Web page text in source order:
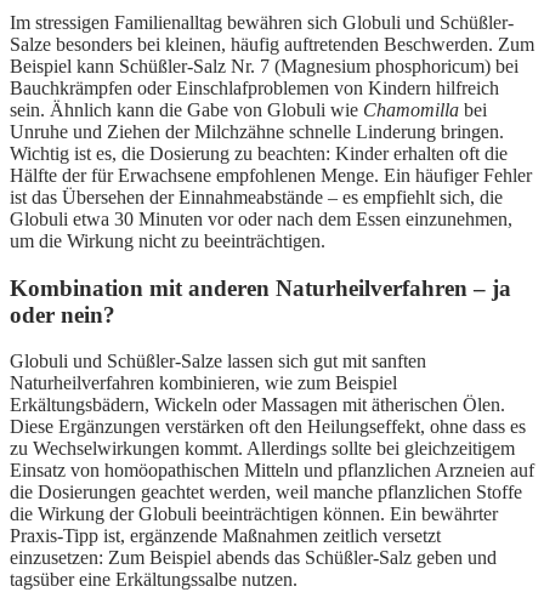
Im stressigen Familienalltag bewähren sich Globuli und Schüßler-
Salze besonders bei kleinen, häufig auftretenden Beschwerden. Zum
Beispiel kann Schüßler-Salz Nr. 7 (Magnesium phosphoricum) bei
Bauchkrämpfen oder Einschlafproblemen von Kindern hilfreich
sein. Ähnlich kann die Gabe von Globuli wie Chamomilla bei
Unruhe und Ziehen der Milchzähne schnelle Linderung bringen.
Wichtig ist es, die Dosierung zu beachten: Kinder erhalten oft die
Hälfte der für Erwachsene empfohlenen Menge. Ein häufiger Fehler
ist das Übersehen der Einnahmeabstände – es empfiehlt sich, die
Globuli etwa 30 Minuten vor oder nach dem Essen einzunehmen,
um die Wirkung nicht zu beeinträchtigen.
Kombination mit anderen Naturheilverfahren – ja
oder nein?
Globuli und Schüßler-Salze lassen sich gut mit sanften
Naturheilverfahren kombinieren, wie zum Beispiel
Erkältungsbädern, Wickeln oder Massagen mit ätherischen Ölen.
Diese Ergänzungen verstärken oft den Heilungseffekt, ohne dass es
zu Wechselwirkungen kommt. Allerdings sollte bei gleichzeitigem
Einsatz von homöopathischen Mitteln und pflanzlichen Arzneien auf
die Dosierungen geachtet werden, weil manche pflanzlichen Stoffe
die Wirkung der Globuli beeinträchtigen können. Ein bewährter
Praxis-Tipp ist, ergänzende Maßnahmen zeitlich versetzt
einzusetzen: Zum Beispiel abends das Schüßler-Salz geben und
tagsüber eine Erkältungssalbe nutzen.